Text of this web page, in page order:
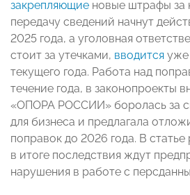
закрепляющие новые штрафы за
передачу сведений начнут
2025 года, а уголовная
стоит за утечками, вводится уже
текущего года. Работа над
течение года, в законопроекты
«ОПОРА РОССИИ» боролась за
для бизнеса и предлагала
поправок до 2026 года. В
в итоге последствия ждут
нарушения в работе с